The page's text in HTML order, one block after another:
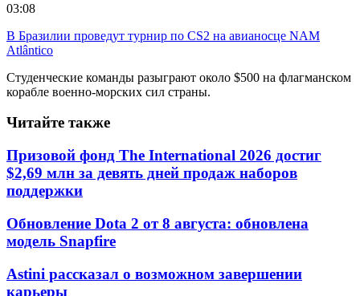
03:08
В Бразилии проведут турнир по CS2 на авианосце NAM
Atlântico
Студенческие команды разыграют около $500 на флагманском
корабле военно-морских сил страны.
Читайте также
Призовой фонд The International 2026 достиг
$2,69 млн за девять дней продаж наборов
поддержки
Обновление Dota 2 от 8 августа: обновлена
модель Snapfire
Astini рассказал о возможном завершении
карьеры